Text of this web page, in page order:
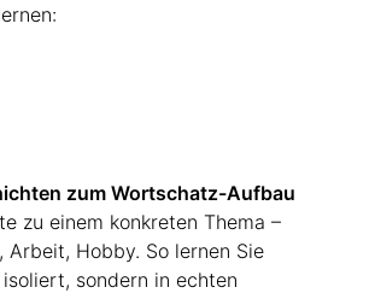
zum Wortschatz-Aufbau
zu einem konkreten Thema –
Arbeit, Hobby. So lernen Sie
sondern in echten